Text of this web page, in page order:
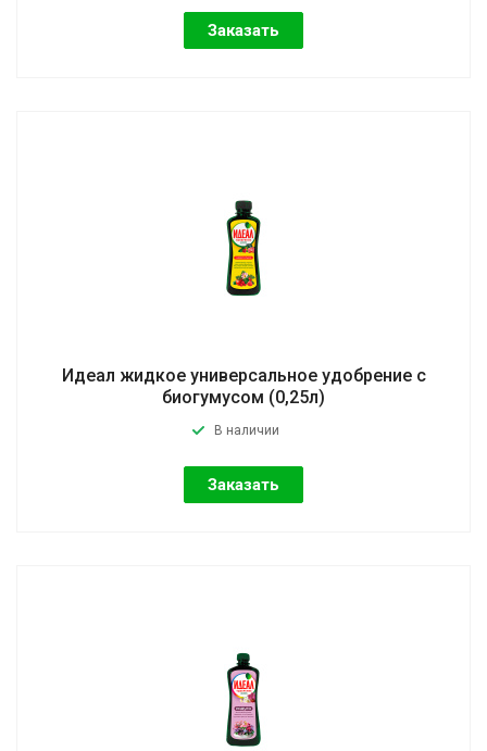
Заказать
Идеал жидкое универсальное удобрение с
биогумусом (0,25л)
В наличии
Заказать